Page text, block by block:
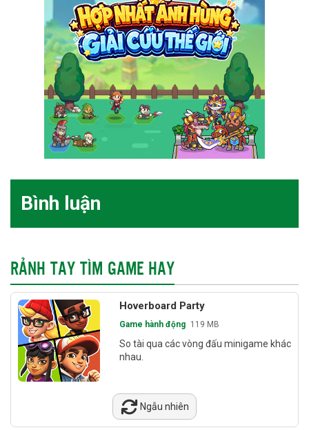
Bình luận
RẢNH TAY TÌM GAME HAY
Hoverboard Party
Game hành động 119 MB
So tài qua các vòng đấu minigame khác
nhau.
Ngẫu nhiên